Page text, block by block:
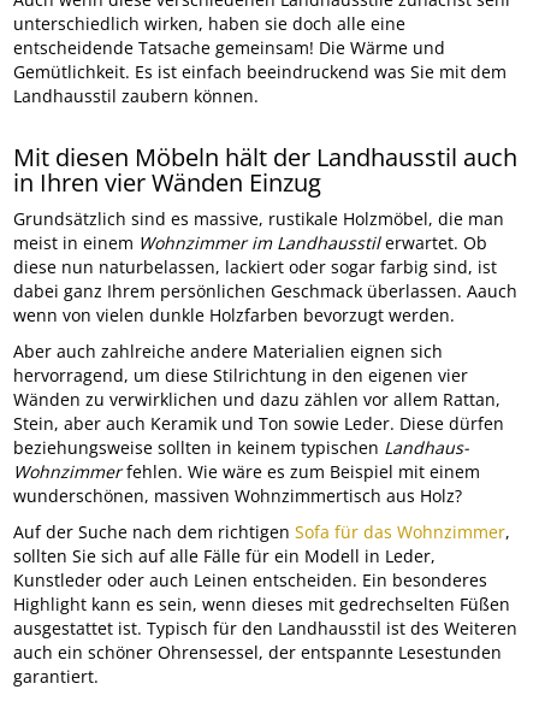
unterschiedlich wirken, haben sie doch alle eine
entscheidende Tatsache gemeinsam! Die Wärme und
Gemütlichkeit. Es ist einfach beeindruckend was Sie mit dem
Landhausstil zaubern können.
Mit diesen Möbeln hält der Landhausstil auch
in Ihren vier Wänden Einzug
Grundsätzlich sind es massive, rustikale Holzmöbel, die man
meist in einem Wohnzimmer im Landhausstilerwartet. Ob
diese nun naturbelassen, lackiert oder sogar farbig sind, ist
dabei ganz Ihrem persönlichen Geschmack überlassen. Aauch
wenn von vielen dunkle Holzfarben bevorzugt werden.
Aber auch zahlreiche andere Materialien eignen sich
hervorragend, um diese Stilrichtung in den eigenen vier
Wänden zu verwirklichen und dazu zählen vor allem Rattan,
Stein, aber auch Keramik und Ton sowie Leder. Diese dürfen
beziehungsweise sollten in keinem typischen Landhaus-
Wohnzimmerfehlen. Wie wäre es zum Beispiel mit einem
wunderschönen, massiven Wohnzimmertisch aus Holz?
Auf der Suche nach dem richtigen Sofa für das Wohnzimmer,
sollten Sie sich auf alle Fälle für ein Modell in Leder,
Kunstleder oder auch Leinen entscheiden. Ein besonderes
Highlight kann es sein, wenn dieses mit gedrechselten Füßen
ausgestattet ist. Typisch für den Landhausstil ist des Weiteren
auch ein schöner Ohrensessel, der entspannte Lesestunden
garantiert.